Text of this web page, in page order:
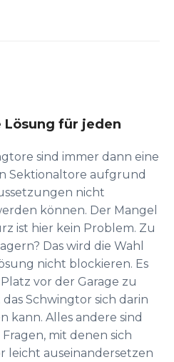
Lösung für jeden
sind immer dann eine
Sektionaltore aufgrund
nicht
können. Der Mangel
ist hier kein Problem. Zu
Das wird die Wahl
nicht blockieren. Es
vor der Garage zu
das Schwingtor sich darin
kann. Alles andere sind
mit denen sich
leicht auseinandersetzen